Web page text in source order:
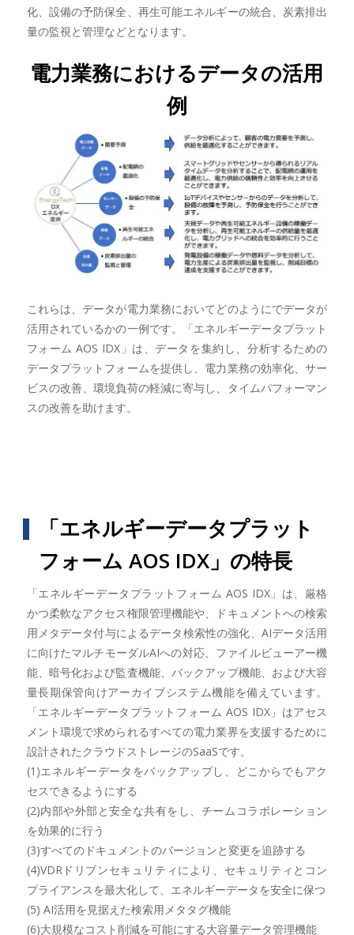
化、設備の予防保全、再生可能エネルギーの統合、炭素排出
量の監視と管理などとなります。
電力業務におけるデータの活用
例
これらは、データが電力業務においてどのようにでデータが
活用されているかの一例です。「エネルギーデータプラット
フォーム AOS IDX」は、データを集約し、分析するための
データプラットフォームを提供し、電力業務の効率化、サー
ビスの改善、環境負荷の軽減に寄与し、タイムパフォーマン
スの改善を助けます。
「エネルギーデータプラット
フォーム AOS IDX」の特長
「エネルギーデータプラットフォーム AOS IDX」は、厳格
かつ柔軟なアクセス権限管理機能や、ドキュメントへの検索
用メタデータ付与によるデータ検索性の強化、AIデータ活用
に向けたマルチモーダルAIへの対応、ファイルビューアー機
能、暗号化および監査機能、バックアップ機能、および大容
量長期保管向けアーカイブシステム機能を備えています。
「エネルギーデータプラットフォーム AOS IDX」はアセス
メント環境で求められるすべての電力業界を支援するために
設計されたクラウドストレージのSaaSです。
(1)エネルギーデータをバックアップし、どこからでもアク
セスできるようにする
(2)内部や外部と安全な共有をし、チームコラボレーション
を効果的に行う
(3)すべてのドキュメントのバージョンと変更を追跡する
(4)VDRドリブンセキュリティにより、セキュリティとコン
プライアンスを最大化して、エネルギーデータを安全に保つ
(5) AI活用を見据えた検索用メタタグ機能
(6)大規模なコスト削減を可能にする大容量データ管理機能